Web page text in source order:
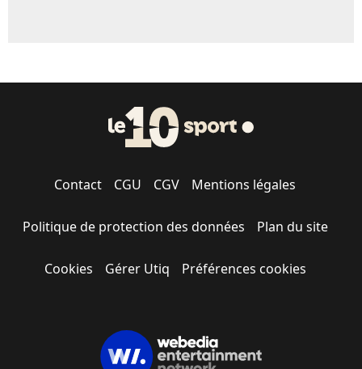
Contact CGU CGV Mentions légales
Politique de protection des données Plan du site
Cookies Gérer Utiq Préférences cookies